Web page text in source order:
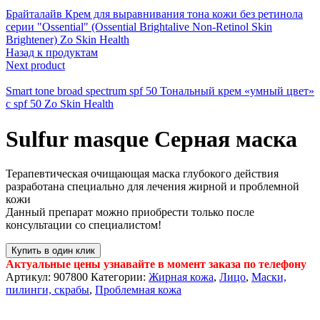
Брайталайв Крем для выравнивания тона кожи без ретинола
серии "Ossential" (Ossential Brightalive Non-Retinol Skin
Brightener) Zo Skin Health
Назад к продуктам
Next product
Smart tone broad spectrum spf 50 Тональный крем «умный цвет»
с spf 50 Zo Skin Health
Sulfur masque Серная маска
Терапевтическая очищающая маска глубокого действия
разработана специально для лечения жирной и проблемной
кожи
Данный препарат можно приобрести только после
консультации со специалистом!
Купить в один клик
Актуальные цены узнавайте в момент заказа по телефону
Артикул: 907800 Категории: Жирная кожа, Лицо, Маски,
пилинги, скрабы, Проблемная кожа